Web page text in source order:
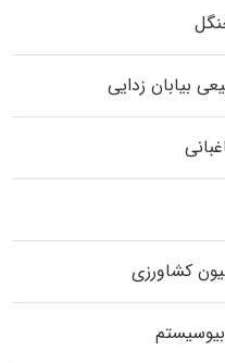
بیابان زدایی
کشاورزی